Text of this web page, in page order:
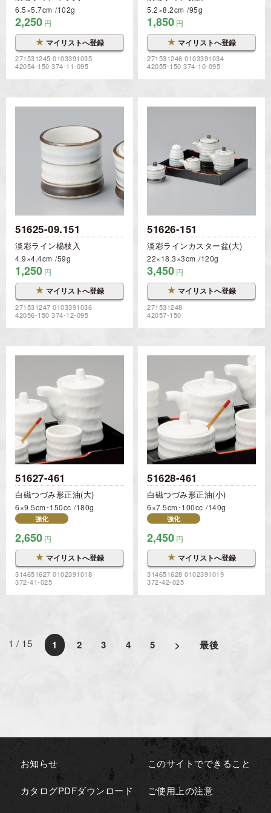
6.5×5.7cm 102g
2,250 円
★ マイリストへ登録
271531245 0103391035
42054-150 374-11-095
5.2×8.2cm 95g
1,850 円
★ マイリストへ登録
271531246 0103391034
42055-150 374-10-095
51625-09.151
淡彩ライン楊枝入
4.9×4.4cm 59g
1,250 円
★ マイリストへ登録
271531247 0103391036
42056-150 374-12-095
51626-151
淡彩ラインカスター盆(大)
22×18.3×3cm 120g
3,450 円
★ マイリストへ登録
271531248
42057-150
51627-461
白磁つづみ形正油(大)
6×9.5cm･150cc 180g
強化
2,650 円
★ マイリストへ登録
314651627 0102391018
372-41-025
51628-461
白磁つづみ形正油(小)
6×7.5cm･100cc 140g
強化
2,450 円
★ マイリストへ登録
314651628 0102391019
372-42-025
1 / 15 1 2 3 4 5 > 最後
お知らせ
カタログPDFダウンロード
このサイトでできること
ご使用上の注意